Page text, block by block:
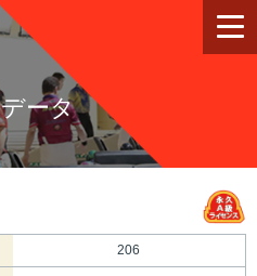
ータ
206